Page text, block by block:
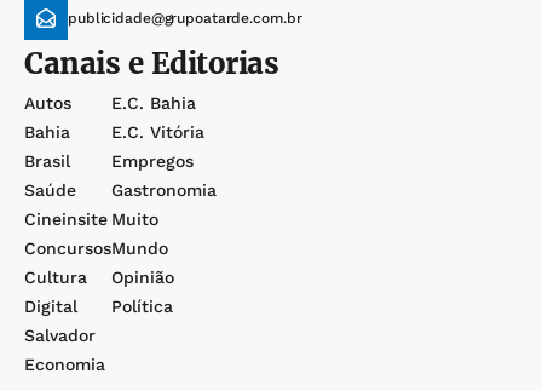
publicidade@grupoatarde.com.br
Canais e Editorias
Autos
Bahia
Brasil
Saúde
Cineinsite
Concursos
Cultura
Digital
Salvador
Economia
E.c. Bahia
E.c. Vitória
Empregos
Gastronomia
Muito
Mundo
Opinião
Política